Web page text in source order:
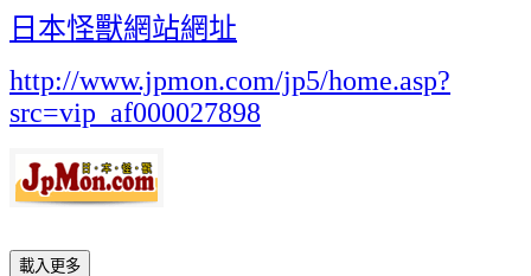
日本怪獸網站網址
http://www.jpmon.com/jp5/home.asp?
src=vip_af000027898
載入更多